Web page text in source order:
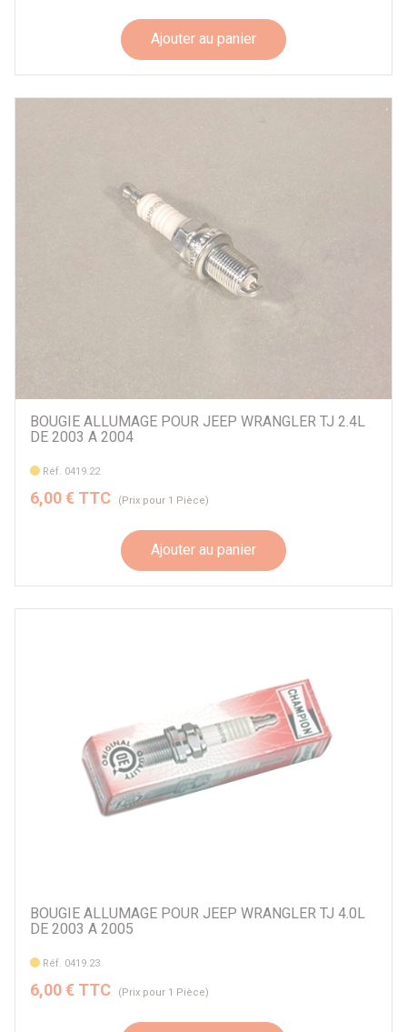
Ajouter au panier
BOUGIE ALLUMAGE POUR JEEP WRANGLER TJ 2.4L
DE 2003 A 2004
Réf. 0419.22
6,00 € TTC (Prix pour 1 Pièce)
Ajouter au panier
BOUGIE ALLUMAGE POUR JEEP WRANGLER TJ 4.0L
DE 2003 A 2005
Réf. 0419.23
6,00 € TTC (Prix pour 1 Pièce)